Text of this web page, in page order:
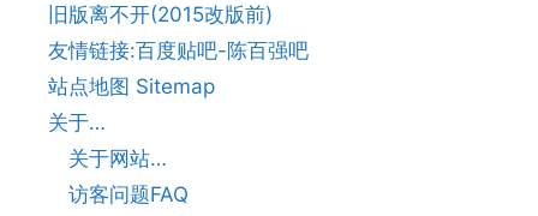
旧版离不开(2015改版前)
友情链接:百度贴吧-陈百强吧
站点地图 Sitemap
关于…
关于网站…
访客问题FAQ